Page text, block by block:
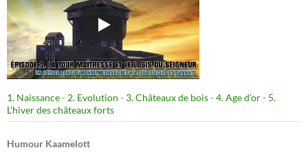
1. Naissance- 2. Evolution - 3. Châteaux de bois- 4. Age d’or- 5.
L’hiver des châteaux forts
Humour Kaamelott